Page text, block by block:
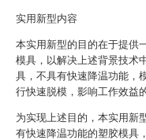
实用新型内容
本实用新型的目的在于提供
模具，以解决上述背景技术
具，不具有快速降温功能，
行快速脱模，影响工作效益
为实现上述目的，本实用新
有快速降温功能的塑胶模具